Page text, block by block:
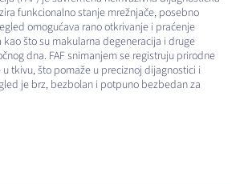
funkcionalno stanje mrežnjače, posebno
omogućava rano otkrivanje i praćenje
što su makularna degeneracija i druge
dna. FAF snimanjem se registruju prirodne
tkivu, što pomaže u preciznoj dijagnostici i
je brz, bezbolan i potpuno bezbedan za